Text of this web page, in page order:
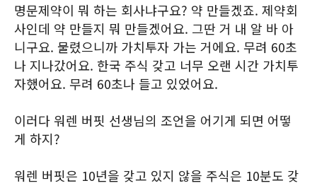
명문제약이 뭐 하는 회사냐구요? 약 만들겠죠. 제약회
사인데 약 만들지 뭐 만들겠어요. 그딴 거 내 알 바 아
니구요. 물렸으니까 가치투자 가는 거에요. 무려 60초
나 지나갔어요. 한국 주식 갖고 너무 오랜 시간 가치투
자했어요. 무려 60초나 들고 있었어요.
이러다 워렌 버핏 선생님의 조언을 어기게 되면 어떻
게 하지?
워렌 버핏은 10년을 갖고 있지 않을 주식은 10분도 갖